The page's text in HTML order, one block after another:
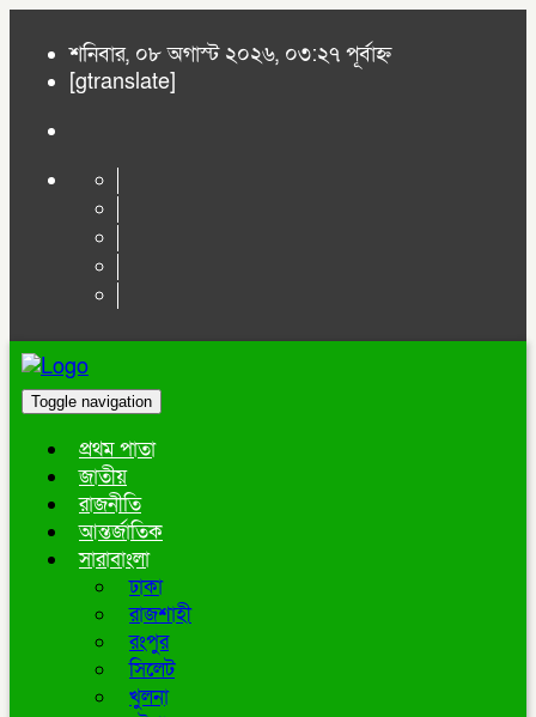
শনিবার, ০৮ অগাস্ট ২০২৬, ০৩:২৭ পূর্বাহ্ন
[gtranslate]
Toggle navigation
প্রথম পাতা
জাতীয়
রাজনীতি
আন্তর্জাতিক
সারাবাংলা
ঢাকা
রাজশাহী
রংপুর
সিলেট
খুলনা